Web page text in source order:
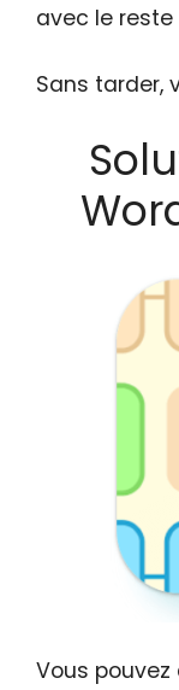
avec le
Sans tarder,
Vous